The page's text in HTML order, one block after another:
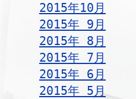
2015年10月
2015年 9月
2015年 8月
2015年 7月
2015年 6月
2015年 5月